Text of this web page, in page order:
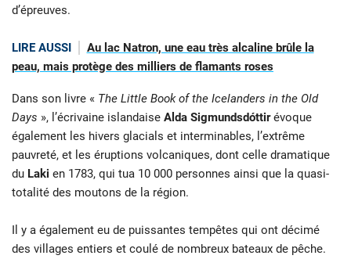
d’épreuves.
LIRE AUSSI
Au lac Natron, une eau très alcaline brûle la
peau, mais protège des milliers de flamants roses
Dans son livre « The Little Book of the Icelanders in the Old
Days », l’écrivaine islandaise Alda Sigmundsdóttirévoque
également les hivers glacials et interminables, l’extrême
pauvreté, et les éruptions volcaniques, dont celle dramatique
du Laki en 1783, qui tua 10 000 personnes ainsi que la quasi-
totalité des moutons de la région.
Il y a également eu de puissantes tempêtes qui ont décimé
des villages entiers et coulé de nombreux bateaux de pêche.